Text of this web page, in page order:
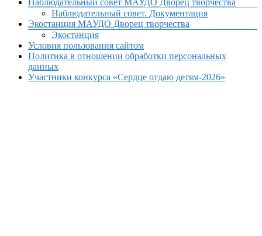
Наблюдательный совет МАУДО Дворец творчества
Наблюдательный совет. Документация
Экостанция МАУДО Дворец творчества
Экостанция
Условия пользования сайтом
Политика в отношении обработки персональных
данных
Участники конкурса «Сердце отдаю детям-2026»